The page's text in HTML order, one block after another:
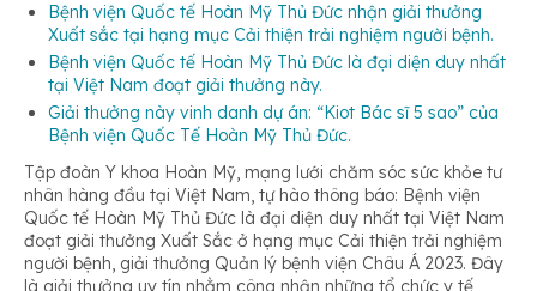
Bệnh viện Quốc tế Hoàn Mỹ Thủ Đức nhận giải thưởng
Xuất sắc tại hạng mục Cải thiện trải nghiệm người bệnh.
Bệnh viện Quốc tế Hoàn Mỹ Thủ Đức là đại diện duy nhất
tại Việt Nam đoạt giải thưởng này.
Giải thưởng này vinh danh dự án: “Kiot Bác sĩ 5 sao” của
Bệnh viện Quốc Tế Hoàn Mỹ Thủ Đức.
Tập đoàn Y khoa Hoàn Mỹ, mạng lưới chăm sóc sức khỏe tư
nhân hàng đầu tại Việt Nam, tự hào thông báo: Bệnh viện
Quốc tế Hoàn Mỹ Thủ Đức là đại diện duy nhất tại Việt Nam
đoạt giải thưởng Xuất Sắc ở hạng mục Cải thiện trải nghiệm
người bệnh, giải thưởng Quản lý bệnh viện Châu Á 2023. Đây
là giải thưởng uy tín nhằm công nhận những tổ chức y tế